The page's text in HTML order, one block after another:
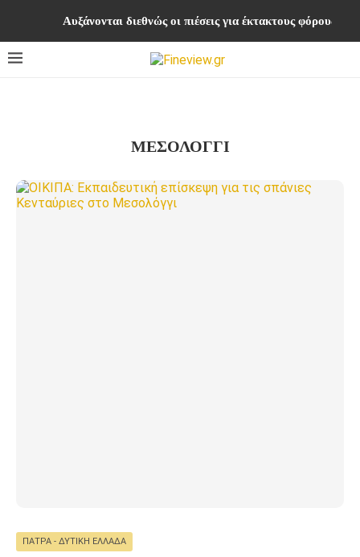
Αυξάνονται διεθνώς οι πιέσεις για έκτακτους φόρους
ΜΕΣΟΛΟΓΓΙ
ΠΆΤΡΑ - ΔΥΤΙΚΉ ΕΛΛΆΔΑ